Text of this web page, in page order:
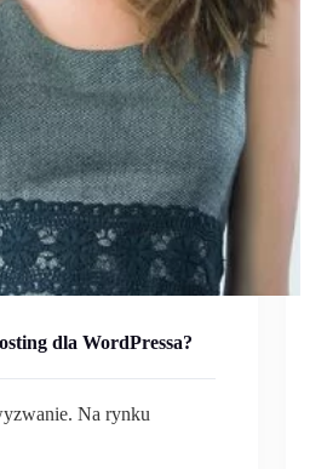
dla WordPressa?
Na rynku